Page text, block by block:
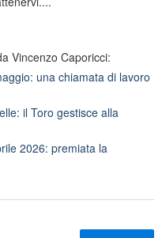
Vincenzo Caporicci:
una chiamata di lavoro
il Toro gestisce alla
2026: premiata la